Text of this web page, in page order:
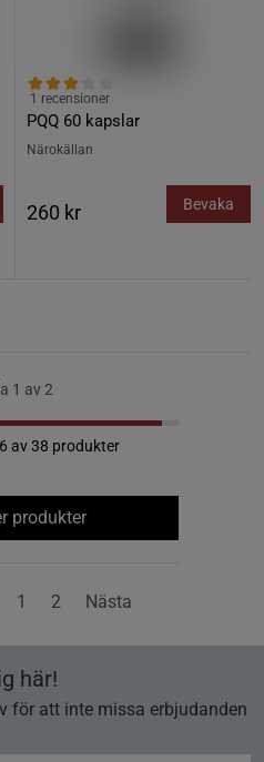
PQQ 60 kapslar
1 recensioner
Närokällan
260 kr Bevaka
1 av 2
av 38 produkter
produkter
1 2 Nästa
här!
för att inte missa erbjudanden